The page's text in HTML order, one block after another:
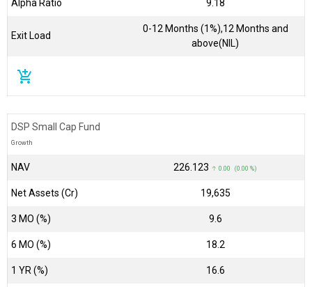
Alpha Ratio 9.18
Exit Load
0-12 Months (1%),12 Months and
above(NIL)
add_shopping_cart
DSP Small Cap Fund
Growth
NAV ₹226.123 ↑ 0.00 (0.00 %)
Net Assets (Cr) ₹19,635
3 MO (%) 9.6
6 MO (%) 18.2
1 YR (%) 16.6